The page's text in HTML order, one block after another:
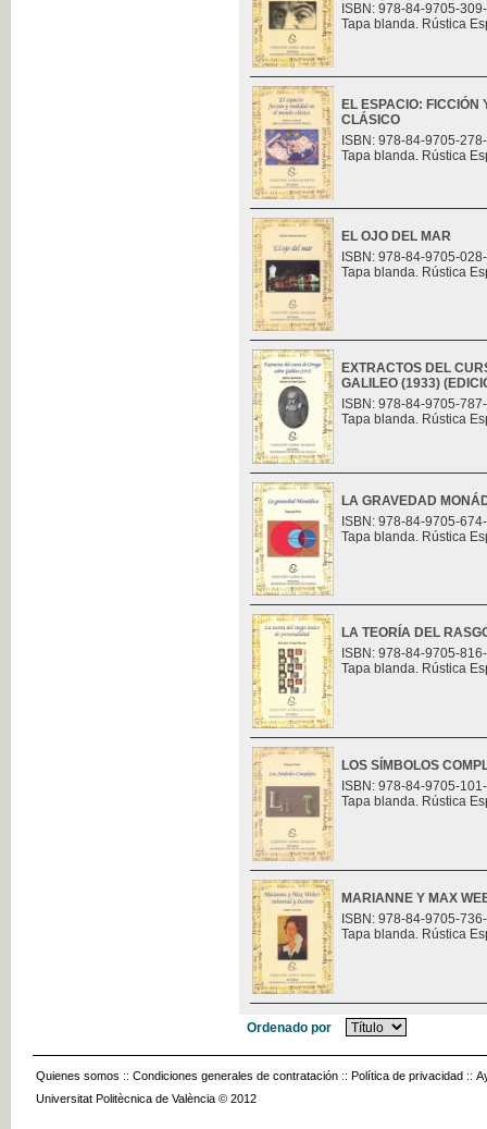
ISBN: 978-84-9705-
Tapa blanda. Rústica
EL ESPACIO:
CLÁSICO
ISBN: 978-84-9705-
Tapa blanda. Rústica
EL OJO DEL MAR
ISBN: 978-84-9705-
Tapa blanda. Rústica
EXTRACTOS DEL
GALILEO (1933)
ISBN: 978-84-9705-
Tapa blanda. Rústica
LA GRAVEDAD
ISBN: 978-84-9705-
Tapa blanda. Rústica
LA TEORÍA DEL
ISBN: 978-84-9705-
Tapa blanda. Rústica
LOS SÍMBOLOS
ISBN: 978-84-9705-
Tapa blanda. Rústica
MARIANNE Y MAX
ISBN: 978-84-9705-
Tapa blanda. Rústica
Ordenado por
Quienes somos :: Condiciones generales de contratación :: Política de privacidad ::
Universitat Politècnica de València © 2012